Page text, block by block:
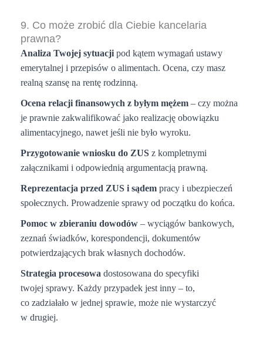
9. Co może zrobić dla Ciebie kancelaria
prawna?
Analiza Twojej sytuacjipod kątem wymagań ustawy
emerytalnej i przepisów o alimentach. Ocena, czy masz
realną szansę na rentę rodzinną.
Ocena relacji finansowych z byłym mężem– czy można
je prawnie zakwalifikować jako realizację obowiązku
alimentacyjnego, nawet jeśli nie było wyroku.
Przygotowanie wniosku do ZUSz kompletnymi
załącznikami i odpowiednią argumentacją prawną.
Reprezentacja przed ZUS i sądempracy i ubezpieczeń
społecznych. Prowadzenie sprawy od początku do końca.
Pomoc w zbieraniu dowodów– wyciągów bankowych,
zeznań świadków, korespondencji, dokumentów
potwierdzających brak własnych dochodów.
Strategia procesowa dostosowana do specyfiki
twojej sprawy. Każdy przypadek jest inny – to,
co zadziałało w jednej sprawie, może nie wystarczyć
w drugiej.